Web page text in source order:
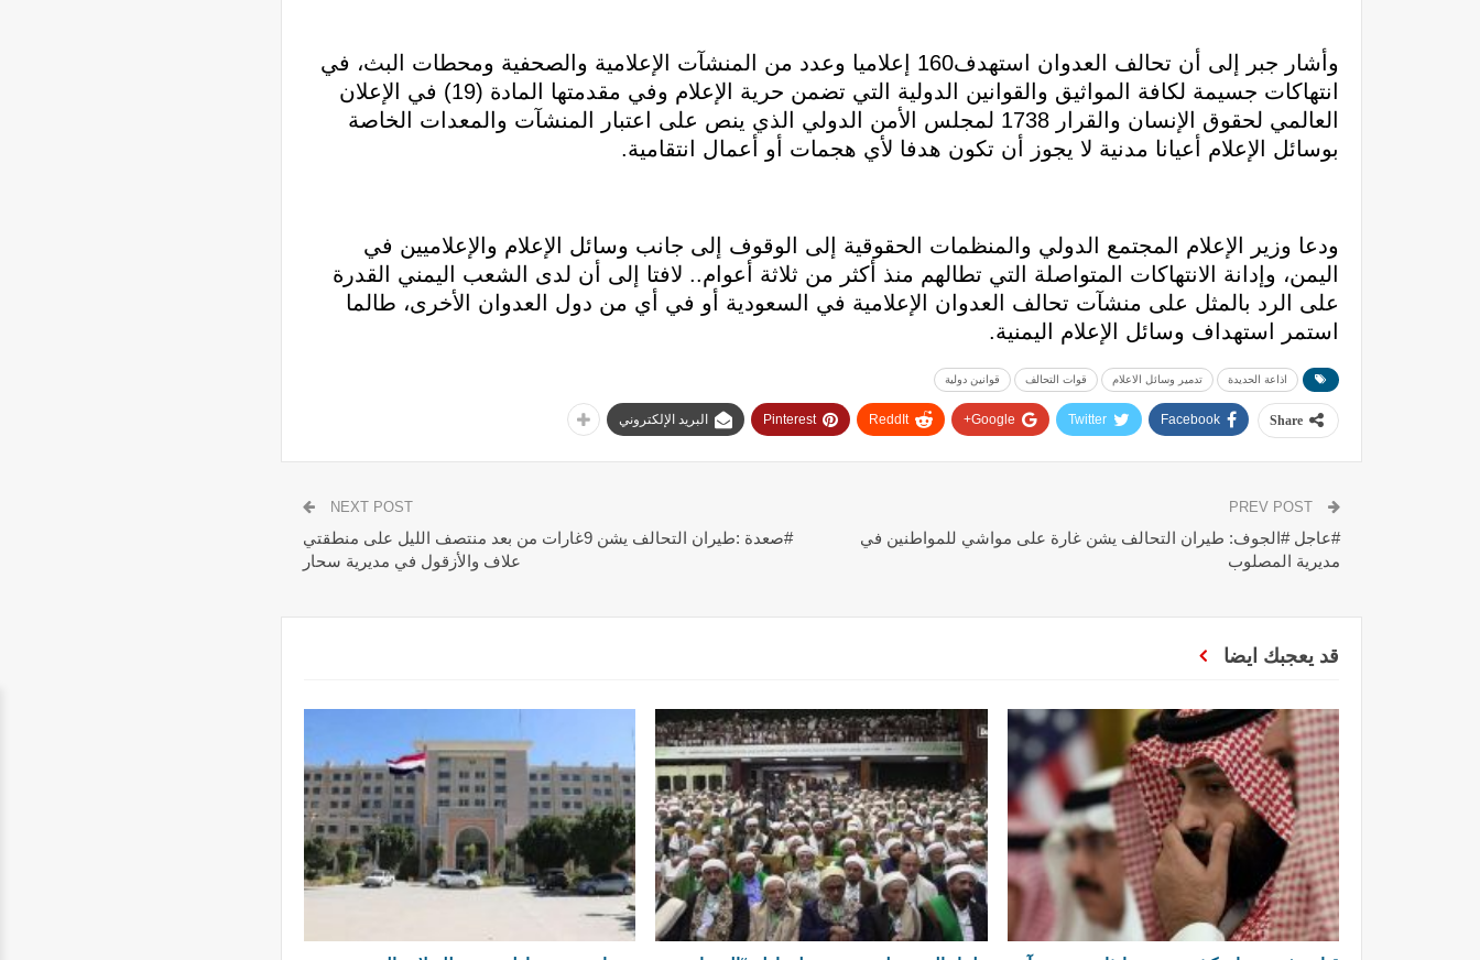
وأشار جبر إلى أن تحالف العدوان استهدف160 إعلاميا وعدد من المنشآت الإعلامية والصحفية ومحطات البث، في
انتهاكات جسيمة لكافة المواثيق والقوانين الدولية التي تضمن حرية الإعلام وفي مقدمتها المادة (19) في الإعلان
العالمي لحقوق الإنسان والقرار 1738 لمجلس الأمن الدولي الذي ينص على اعتبار المنشآت والمعدات الخاصة
بوسائل الإعلام أعيانا مدنية لا يجوز أن تكون هدفا لأي هجمات أو أعمال انتقامية.
ودعا وزير الإعلام المجتمع الدولي والمنظمات الحقوقية إلى الوقوف إلى جانب وسائل الإعلام والإعلاميين في
اليمن، وإدانة الانتهاكات المتواصلة التي تطالهم منذ أكثر من ثلاثة أعوام.. لافتا إلى أن لدى الشعب اليمني القدرة
على الرد بالمثل على منشآت تحالف العدوان الإعلامية في السعودية أو في أي من دول العدوان الأخرى، طالما
استمر استهداف وسائل الإعلام اليمنية.
اذاعة الحديدة تدمير وسائل الاعلام قوات التحالف قوانين دولية
Share
Facebook
Twitter
Google+
ReddIt
Pinterest البريد الإلكتروني
#عاجل #الجوف: طيران التحالف يشن غارة على مواشي للمواطنين في
مديرية المصلوب
NEXT POST
#صعدة :طيران التحالف يشن 9غارات من بعد منتصف الليل على منطقتي
علاف والأزقول في مديرية سحار
قد يعجبك ايضا